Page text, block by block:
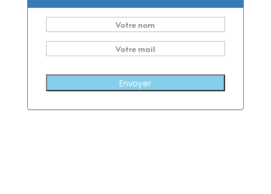
Envoyer